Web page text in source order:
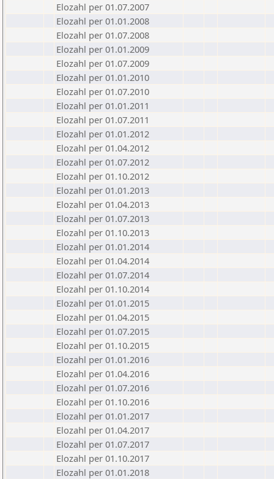
Elozahl per 01.07.2007
Elozahl per 01.01.2008
Elozahl per 01.07.2008
Elozahl per 01.01.2009
Elozahl per 01.07.2009
Elozahl per 01.01.2010
Elozahl per 01.07.2010
Elozahl per 01.01.2011
Elozahl per 01.07.2011
Elozahl per 01.01.2012
Elozahl per 01.04.2012
Elozahl per 01.07.2012
Elozahl per 01.10.2012
Elozahl per 01.01.2013
Elozahl per 01.04.2013
Elozahl per 01.07.2013
Elozahl per 01.10.2013
Elozahl per 01.01.2014
Elozahl per 01.04.2014
Elozahl per 01.07.2014
Elozahl per 01.10.2014
Elozahl per 01.01.2015
Elozahl per 01.04.2015
Elozahl per 01.07.2015
Elozahl per 01.10.2015
Elozahl per 01.01.2016
Elozahl per 01.04.2016
Elozahl per 01.07.2016
Elozahl per 01.10.2016
Elozahl per 01.01.2017
Elozahl per 01.04.2017
Elozahl per 01.07.2017
Elozahl per 01.10.2017
Elozahl per 01.01.2018